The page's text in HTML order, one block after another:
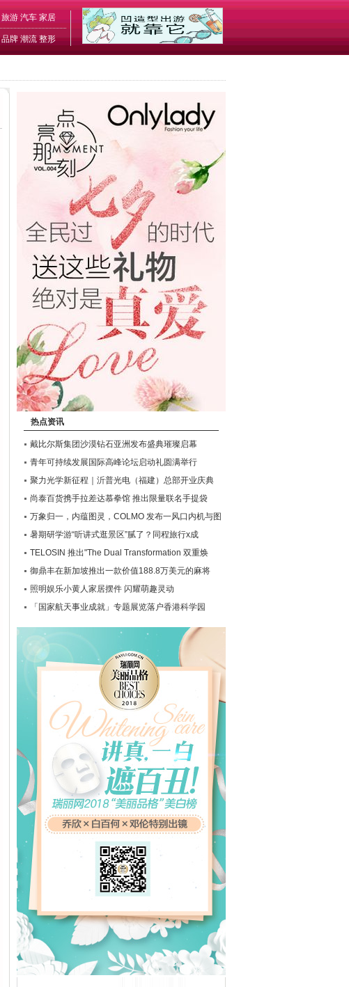
旅游 汽车 家居
品牌 潮流 整形
热点资讯
戴比尔斯集团沙漠钻石亚洲发布盛典璀璨启幕
青年可持续发展国际高峰论坛启动礼圆满举行
聚力光学新征程｜沂普光电（福建）总部开业庆典
尚泰百货携手拉差达慕拳馆 推出限量联名手提袋
万象归一，内蕴图灵，COLMO 发布一风口内机与图
暑期研学游“听讲式逛景区”腻了？同程旅行x成
TELOSIN 推出"The Dual Transformation 双重焕
御鼎丰在新加坡推出一款价值188.8万美元的麻将
照明娱乐小黄人家居摆件 闪耀萌趣灵动
「国家航天事业成就」专题展览落户香港科学园